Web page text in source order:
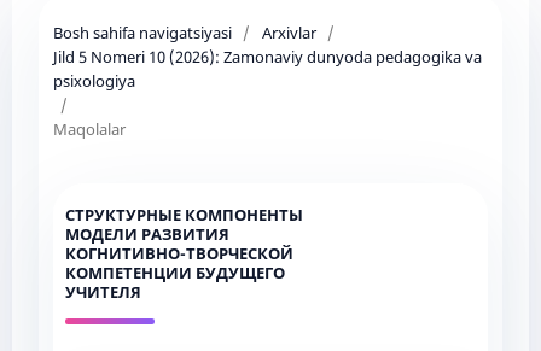
Bosh sahifa navigatsiyasi / Arxivlar /
Jild 5 Nomeri 10 (2026): Zamonaviy dunyoda pedagogika va
psixologiya
/
Maqolalar
СТРУКТУРНЫЕ КОМПОНЕНТЫ
МОДЕЛИ РАЗВИТИЯ
КОГНИТИВНО-ТВОРЧЕСКОЙ
КОМПЕТЕНЦИИ БУДУЩЕГО
УЧИТЕЛЯ